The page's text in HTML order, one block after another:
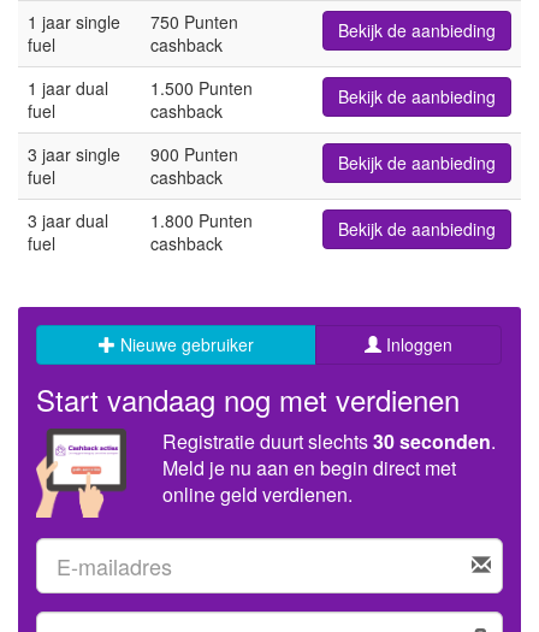
1 jaar single
fuel
750 Punten
cashback
Bekijk de aanbieding
1 jaar dual
fuel
1.500 Punten
cashback
Bekijk de aanbieding
3 jaar single
fuel
900 Punten
cashback
Bekijk de aanbieding
3 jaar dual
fuel
1.800 Punten
cashback
Bekijk de aanbieding
Nieuwe gebruiker Inloggen
Start vandaag nog met verdienen
Registratie duurt slechts30 seconden.
Meld je nu aan en begin direct met
online geld verdienen.